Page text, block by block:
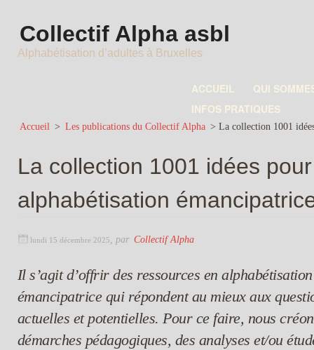
Collectif Alpha asbl
Alphabétisation d’adultes à Bruxelles
ACCUEIL
QUI
INFOS PRATIQUES
Accueil > Les publications du Collectif Alpha > La collection 1001
La collection 1001 idées
alphabétisation
lundi 15 décembre 2025 par Collectif Alpha
Il s’agit d’offrir des ressources en
émancipatrice qui répondent au mieux aux
actuelles et potentielles. Pour ce faire, nous
démarches pédagogiques, des analyses et/ou